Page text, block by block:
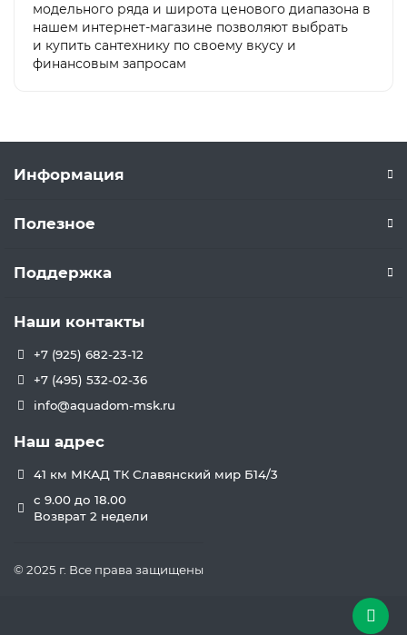
модельного ряда и широта ценового диапазона в
нашем интернет-магазине позволяют выбрать
и купить сантехнику по своему вкусу и
финансовым запросам
Информация
Полезное
Поддержка
Наши контакты
+7 (925) 682-23-12
+7 (495) 532-02-36
info@aquadom-msk.ru
Наш адрес
41 км МКАД ТК Славянский мир Б14/3
с 9.00 до 18.00
Возврат 2 недели
© 2025 г. Все права защищены